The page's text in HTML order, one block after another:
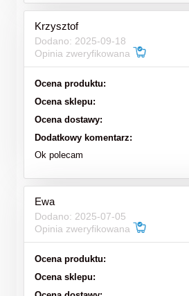
Krzysztof
Dodano: 2025-09-18
Opinia zweryfikowana
Ocena produktu:
Ocena sklepu:
Ocena dostawy:
Dodatkowy komentarz:
Ok polecam
Ewa
Dodano: 2025-07-05
Opinia zweryfikowana
Ocena produktu:
Ocena sklepu: